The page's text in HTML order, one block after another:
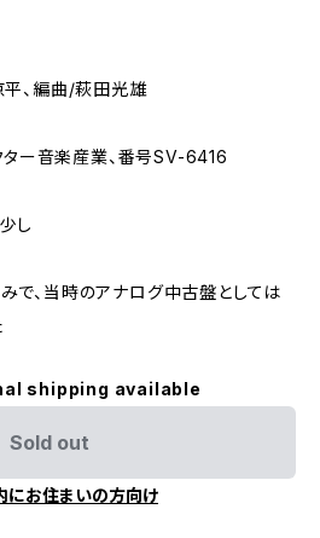
、編曲/萩田光雄
ー音楽産業、番号SV-6416
し
で、当時のアナログ中古盤としては
shipping available
Sold out
にお住まいの方向け